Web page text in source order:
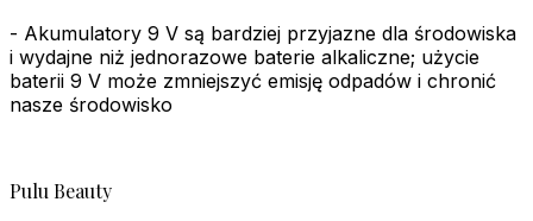
- Akumulatory 9 V są bardziej przyjazne dla środowiska
i wydajne niż jednorazowe baterie alkaliczne; użycie
baterii 9 V może zmniejszyć emisję odpadów i chronić
nasze środowisko
Pulu Beauty